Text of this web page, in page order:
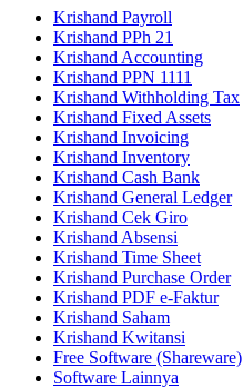
Krishand Payroll
Krishand PPh 21
Krishand Accounting
Krishand PPN 1111
Krishand Withholding Tax
Krishand Fixed Assets
Krishand Invoicing
Krishand Inventory
Krishand Cash Bank
Krishand General Ledger
Krishand Cek Giro
Krishand Absensi
Krishand Time Sheet
Krishand Purchase Order
Krishand PDF e-Faktur
Krishand Saham
Krishand Kwitansi
Free Software (Shareware)
Software Lainnya